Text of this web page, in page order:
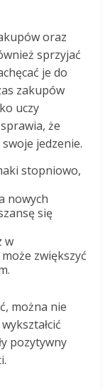
oraz
sprzyjać
je do
zakupów
uczy
że
jedzenie.
stopniowo,
nowych
się
w
zwiększyć
można nie
pozytywny